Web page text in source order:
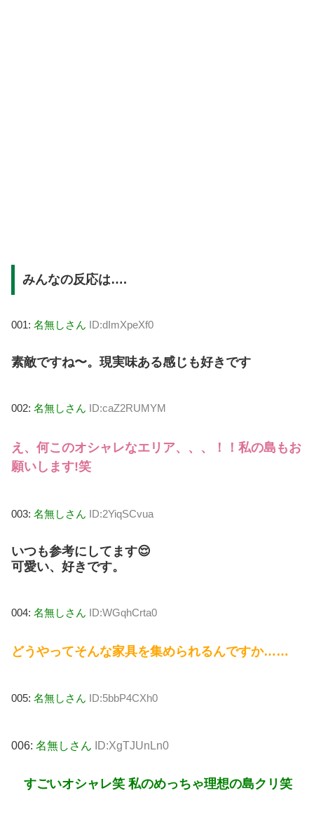
みんなの反応は….
001: 名無しさん ID:dImXpeXf0
素敵ですね〜。現実味ある感じも好きです
002: 名無しさん ID:caZ2RUMYM
え、何このオシャレなエリア、、、！！私の島もお
願いします!笑
003: 名無しさん ID:2YiqSCvua
いつも参考にしてます😌
可愛い、好きです。
004: 名無しさん ID:WGqhCrta0
どうやってそんな家具を集められるんですか……
005: 名無しさん ID:5bbP4CXh0
006: 名無しさん ID:XgTJUnLn0
すごいオシャレ笑 私のめっちゃ理想の島クリ笑